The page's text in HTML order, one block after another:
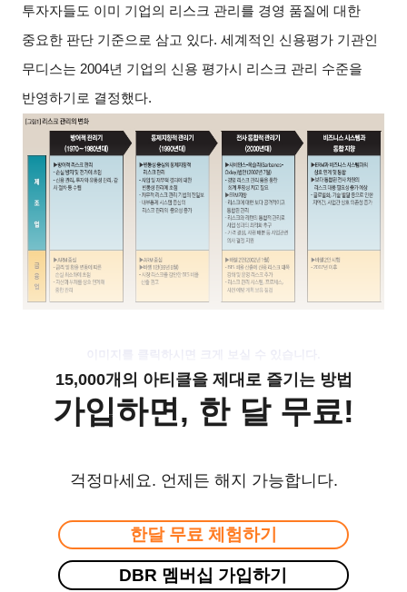
투자자들도 이미 기업의 리스크 관리를 경영 품질에 대한
중요한 판단 기준으로 삼고 있다. 세계적인 신용평가 기관인
무디스는 2004년 기업의 신용 평가시 리스크 관리 수준을
반영하기로 결정했다.
15,000개의 아티클을 제대로 즐기는 방법
가입하면, 한 달 무료!
걱정마세요. 언제든 해지 가능합니다.
한달 무료 체험하기
DBR 멤버십 가입하기